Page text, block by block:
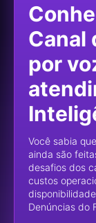
Canal
por
Você sabia
ainda são
desafios dos
custos
Denúncias do